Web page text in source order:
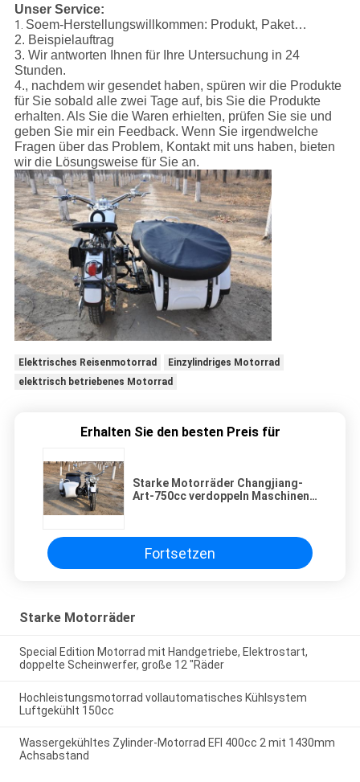
Unser Service:
1. Soem-Herstellungswillkommen: Produkt, Paket…
2. Beispielauftrag
3. Wir antworten Ihnen für Ihre Untersuchung in 24
Stunden.
4., nachdem wir gesendet haben, spüren wir die Produkte
für Sie sobald alle zwei Tage auf, bis Sie die Produkte
erhalten. Als Sie die Waren erhielten, prüfen Sie sie und
geben Sie mir ein Feedback. Wenn Sie irgendwelche
Fragen über das Problem, Kontakt mit uns haben, bieten
wir die Lösungsweise für Sie an.
Elektrisches Reisenmotorrad
Einzylindriges Motorrad
elektrisch betriebenes Motorrad
Erhalten Sie den besten Preis für
Starke Motorräder Changjiang-
Art-750cc verdoppeln Maschinen-
Fortsetzen
Starke Motorräder
Special Edition Motorrad mit Handgetriebe, Elektrostart,
doppelte Scheinwerfer, große 12 "Räder
Hochleistungsmotorrad vollautomatisches Kühlsystem
Luftgekühlt 150cc
Wassergekühltes Zylinder-Motorrad EFI 400cc 2 mit 1430mm
Achsabstand